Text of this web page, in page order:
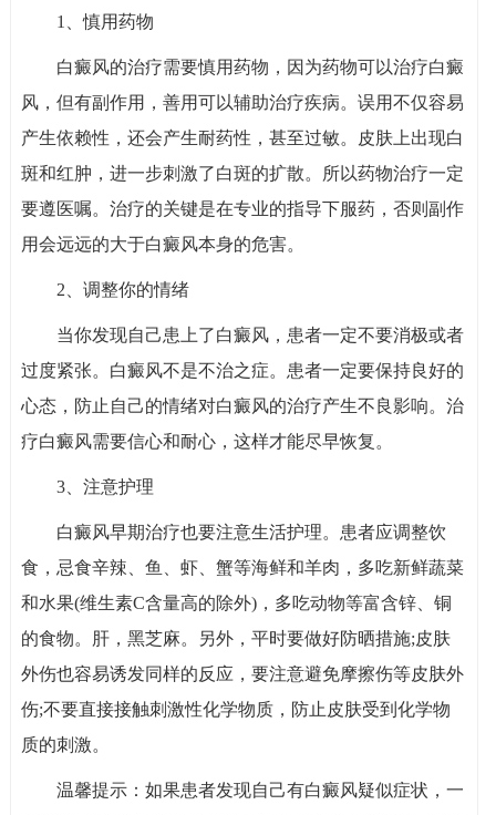
1、慎用药物
白癜风的治疗需要慎用药物，因为药物可以治疗白癜
风，但有副作用，善用可以辅助治疗疾病。误用不仅容易
产生依赖性，还会产生耐药性，甚至过敏。皮肤上出现白
斑和红肿，进一步刺激了白斑的扩散。所以药物治疗一定
要遵医嘱。治疗的关键是在专业的指导下服药，否则副作
用会远远的大于白癜风本身的危害。
2、调整你的情绪
当你发现自己患上了白癜风，患者一定不要消极或者
过度紧张。白癜风不是不治之症。患者一定要保持良好的
心态，防止自己的情绪对白癜风的治疗产生不良影响。治
疗白癜风需要信心和耐心，这样才能尽早恢复。
3、注意护理
白癜风早期治疗也要注意生活护理。患者应调整饮
食，忌食辛辣、鱼、虾、蟹等海鲜和羊肉，多吃新鲜蔬菜
和水果(维生素C含量高的除外)，多吃动物等富含锌、铜
的食物。肝，黑芝麻。另外，平时要做好防晒措施;皮肤
外伤也容易诱发同样的反应，要注意避免摩擦伤等皮肤外
伤;不要直接接触刺激性化学物质，防止皮肤受到化学物
质的刺激。
温馨提示：如果患者发现自己有白癜风疑似症状，一